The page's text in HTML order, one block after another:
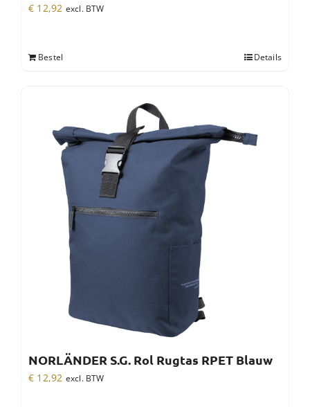
€ 12,92 excl. BTW
Bestel Details
NORLÄNDER S.G. Rol Rugtas RPET Blauw
€ 12,92 excl. BTW